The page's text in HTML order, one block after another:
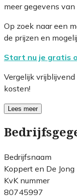
meer gegevens van
Op zoek naar een
de prijzen en
Start nu je gratis
Vergelijk
kosten!
Lees meer
Bedrijfsnaam
Koppert en De Jong
KvK nummer
80745997